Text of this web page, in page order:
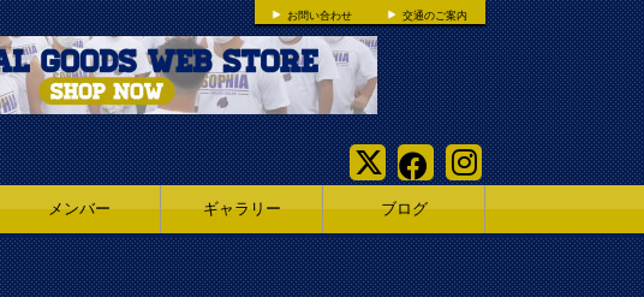
お問い合わせ 交通のご案内
メンバー ギャラリー ブログ